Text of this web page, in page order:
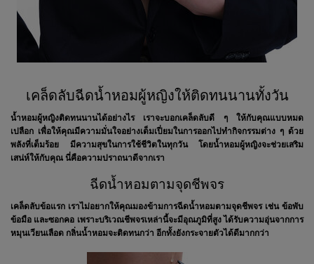
เคล็ดลับฉีดน้ำหอมผู้หญิงให้ติดทนนานทั้งวัน
น้ำหอมผู้หญิงติดทนนานได้อย่างไร เราจะบอกเคล็ดลับดี ๆ ให้กับคุณแบบหมด
เปลือก เพื่อให้คุณมีความมั่นใจอย่างเต็มเปี่ยมในการออกไปทำกิจกรรมต่าง ๆ ด้วย
พลังที่เต็มร้อย มีความสุขในการใช้ชีวิตในทุกวัน โดยน้ำหอมผู้หญิงจะช่วยเสริม
เสน่ห์ให้กับคุณ นี่คือความปราถนาดีจากเรา
ฉีดน้ำหอมตามจุดชีพจร
เคล็ดลับข้อแรก เราไม่อยากให้คุณมองข้ามการฉีดน้ำหอมตามจุดชีพจร เช่น ข้อพับ
ข้อมือ และซอกคอ เพราะบริเวณชีพจรเหล่านี้จะมีอุณภูมิที่สูง ได้รับความอุ่นจากการ
หมุนเวียนเลือด กลิ่นน้ำหอมจะติดทนกว่า อีกทั้งยังกระจายตัวได้ดีมากกว่า